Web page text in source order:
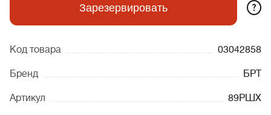
Зарезервировать ?
Код товара 03042858
Бренд БРТ
Артикул 89РШХ